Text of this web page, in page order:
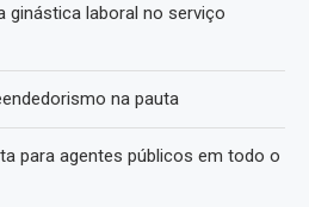
ginástica laboral no serviço
na pauta
para agentes públicos em todo o